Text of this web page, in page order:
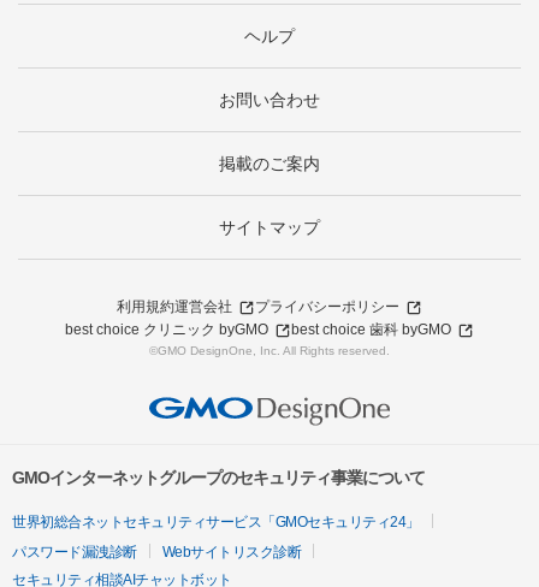
ヘルプ
お問い合わせ
掲載のご案内
サイトマップ
利用規約運営会社
プライバシーポリシー
best choice クリニック byGMO
best choice 歯科 byGMO
©GMO DesignOne, Inc. All Rights reserved.
GMOインターネットグループのセキュリティ事業について
世界初総合ネットセキュリティサービス「GMOセキュリティ24」
パスワード漏洩診断
Webサイトリスク診断
セキュリティ相談AIチャットボット